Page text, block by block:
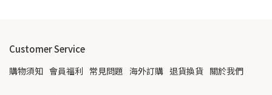
Customer Service
購物須知 會員福利 常見問題 海外訂購 退貨換貨 關於我們